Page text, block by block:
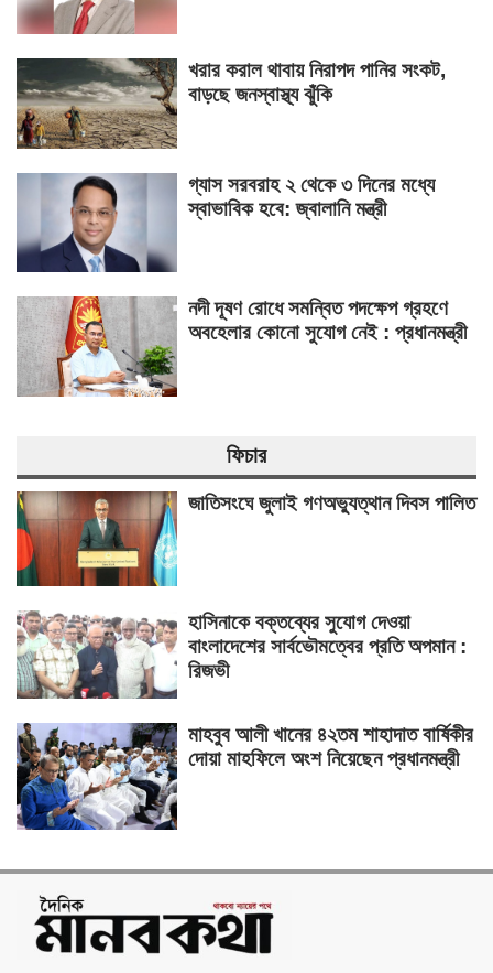
খরার করাল থাবায় নিরাপদ পানির সংকট,
বাড়ছে জনস্বাস্থ্য ঝুঁকি
গ্যাস সরবরাহ ২ থেকে ৩ দিনের মধ্যে
স্বাভাবিক হবে: জ্বালানি মন্ত্রী
নদী দূষণ রোধে সমন্বিত পদক্ষেপ গ্রহণে
অবহেলার কোনো সুযোগ নেই : প্রধানমন্ত্রী
ফিচার
জাতিসংঘে জুলাই গণঅভ্যুত্থান দিবস পালিত
হাসিনাকে বক্তব্যের সুযোগ দেওয়া
বাংলাদেশের সার্বভৌমত্বের প্রতি অপমান :
রিজভী
মাহবুব আলী খানের ৪২তম শাহাদাত বার্ষিকীর
দোয়া মাহফিলে অংশ নিয়েছেন প্রধানমন্ত্রী